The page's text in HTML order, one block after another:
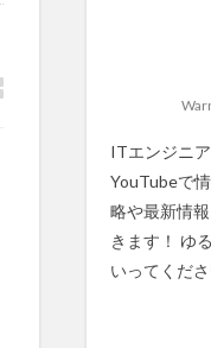
ITエンジニ
YouTubeで
略や最新情
きます！ ゆ
いってくださ